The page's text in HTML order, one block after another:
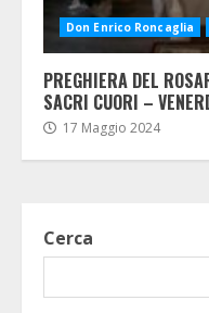
Don Enrico Roncaglia
PREGHIERA DEL
SACRI CUORI –
17 Maggio 2024
Cerca